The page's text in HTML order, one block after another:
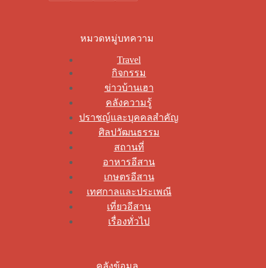
หมวดหมู่บทความ
Travel
กิจกรรม
ข่าวบ้านเฮา
คลังความรู้
ปราชญ์และบุคคลสำคัญ
ศิลปวัฒนธรรม
สถานที่
อาหารอีสาน
เกษตรอีสาน
เทศกาลและประเพณี
เที่ยวอีสาน
เรื่องทั่วไป